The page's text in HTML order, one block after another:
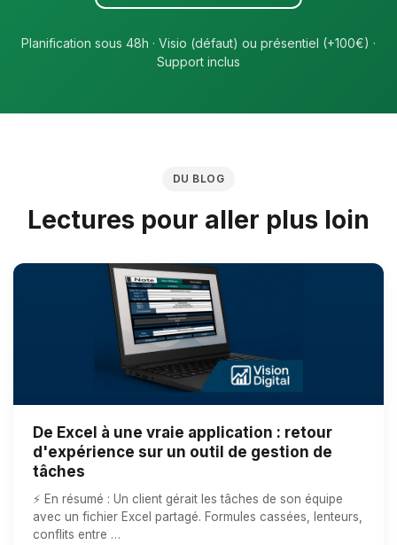
Planification sous 48h · Visio (défaut) ou présentiel (+100€) ·
Support inclus
DU BLOG
Lectures pour aller plus loin
De Excel à une vraie application : retour
d'expérience sur un outil de gestion de
tâches
⚡ En résumé : Un client gérait les tâches de son équipe
avec un fichier Excel partagé. Formules cassées, lenteurs,
conflits entre …